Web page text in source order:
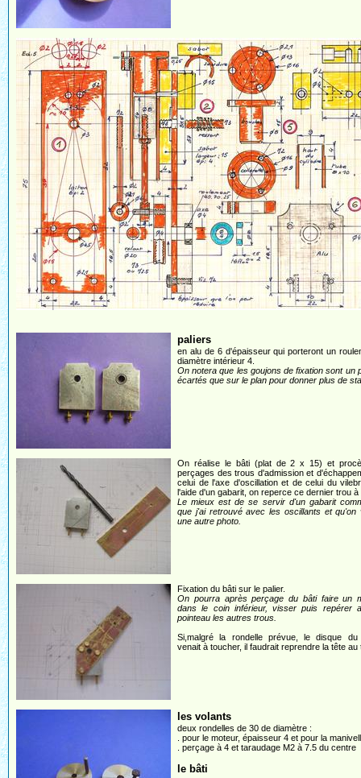
paliers
en alu de 6 d'épaisseur qui porteront un
diamètre intérieur 4.
On notera que les goujons de fixation sont un
écartés que sur le plan pour donner plus de
On réalise le bâti (plat de 2 x 15) et
perçages des trous d'admission et
celui de l'axe d'oscillation et de celui du
l'aide d'un gabarit, on reperce ce dernier trou à
Le mieux est de se servir d'un gabarit
que j'ai retrouvé avec les oscillants et qu'on
une autre photo.
Fixation du bâti sur le palier.
On pourra après perçage du bâti faire un
dans le coin inférieur, visser puis repérer
pointeau les autres trous.
Si,malgré la rondelle prévue, le disque du
venait à toucher, il faudrait reprendre la tête au
les volants
deux rondelles de 30 de diamètre :
. pour le moteur, épaisseur 4 et pour la
. perçage à 4 et taraudage M2 à 7.5 du centre
le bâti